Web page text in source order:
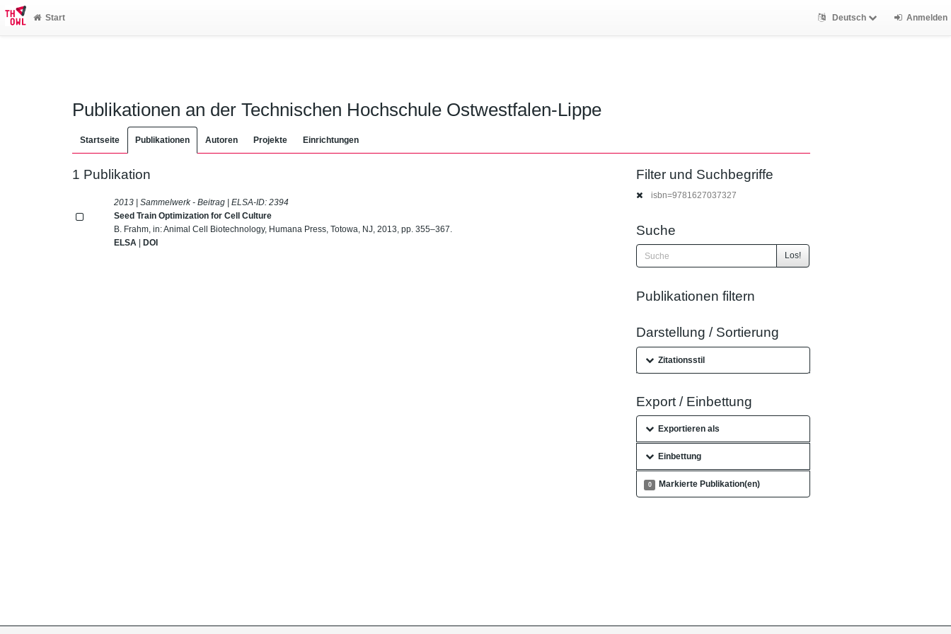
Start Deutsch Anmelden
Publikationen an der Technischen Hochschule Ostwestfalen-Lippe
Startseite Publikationen Autoren Projekte Einrichtungen
1 Publikation
2013 | Sammelwerk - Beitrag | ELSA-ID:2394
Seed Train Optimization for Cell Culture
B. Frahm, in: Animal Cell Biotechnology, Humana Press, Totowa, NJ, 2013, pp. 355–367.
ELSA |DOI
Filter und Suchbegriffe
isbn=9781627037327
Suche
Los!
Publikationen filtern
Darstellung / Sortierung
Zitationsstil
Export / Einbettung
Exportieren als
Einbettung
0 Markierte Publikation(en)